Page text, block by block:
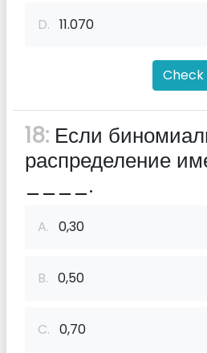
D. 11.070
Check
18: Если
распределение
____.
A. 0,30
B. 0,50
C. 0,70